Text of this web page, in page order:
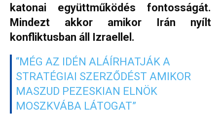
katonai együttműködés fontosságát.
Mindezt akkor amikor Irán nyílt
konfliktusban áll Izraellel.
“MÉG AZ IDÉN ALÁÍRHATJÁK A
STRATÉGIAI SZERZŐDÉST AMIKOR
MASZUD PEZESKIAN ELNÖK
MOSZKVÁBA LÁTOGAT”